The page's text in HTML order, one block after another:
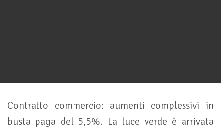
Contratto commercio: aumenti complessivi in
busta paga del 5,5%. La luce verde è arrivata